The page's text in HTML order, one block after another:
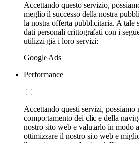
Accettando questo servizio,
meglio il successo della nostra
la nostra offerta pubblicitaria. A tale
dati personali crittografati con i
utilizzi già i loro servizi:
Google Ads
Performance
Accettando questi servizi, possiamo
comportamento dei clic e della
nostro sito web e valutarlo in modo
ottimizzare il nostro sito web e